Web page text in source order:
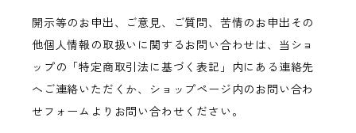
開示等のお申出、ご意見、ご質問、苦情のお申出その
他個人情報の取扱いに関するお問い合わせは、当ショ
ップの「特定商取引法に基づく表記」内にある連絡先
へご連絡いただくか、ショップページ内のお問い合わ
せフォームよりお問い合わせください。